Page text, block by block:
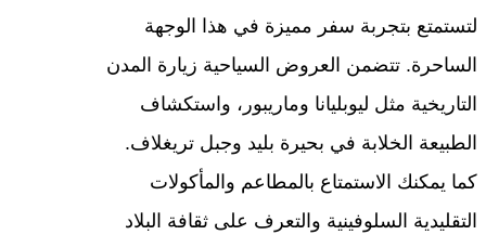
لتستمتع بتجربة سفر مميزة في هذا الوجهة
الساحرة. تتضمن العروض السياحية زيارة المدن
التاريخية مثل ليوبليانا وماريبور، واستكشاف
الطبيعة الخلابة في بحيرة بليد وجبل تريغلاف.
كما يمكنك الاستمتاع بالمطاعم والمأكولات
التقليدية السلوفينية والتعرف على ثقافة البلاد